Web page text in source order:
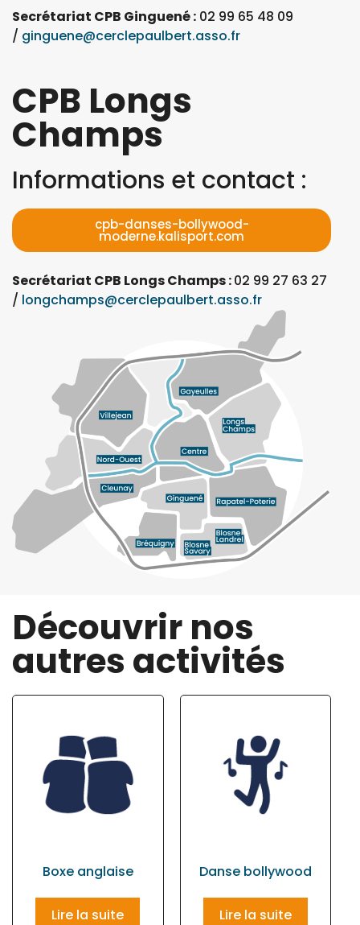
Secrétariat CPB Ginguené : 02 99 65 48 09
/ ginguene@cerclepaulbert.asso.fr
CPB Longs
Champs
Informations et contact :
cpb-danses-bollywood-
moderne.kalisport.com
Secrétariat CPB Longs Champs :02 99 27 63 27
/ longchamps@cerclepaulbert.asso.fr
Découvrir nos
autres activités
Boxe anglaise
Lire la suite
Danse bollywood
Lire la suite